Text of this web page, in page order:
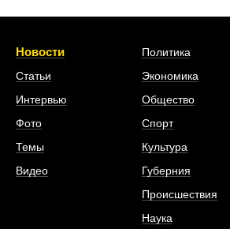
Новости
Статьи
Интервью
Фото
Темы
Видео
Политика
Экономика
Общество
Спорт
Культура
Губерния
Происшествия
Наука